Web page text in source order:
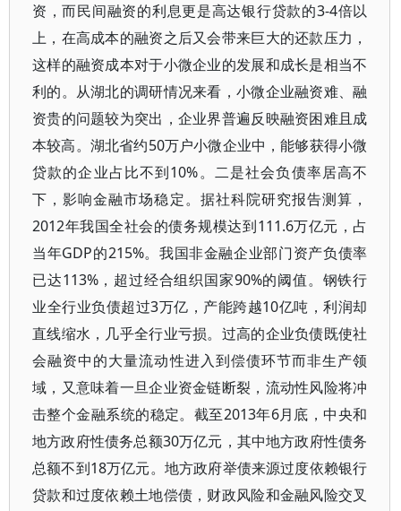
资，而民间融资的利息更是高达银行贷款的3-4倍以
上，在高成本的融资之后又会带来巨大的还款压力，
这样的融资成本对于小微企业的发展和成长是相当不
利的。从湖北的调研情况来看，小微企业融资难、融
资贵的问题较为突出，企业界普遍反映融资困难且成
本较高。湖北省约50万户小微企业中，能够获得小微
贷款的企业占比不到10%。二是社会负债率居高不
下，影响金融市场稳定。据社科院研究报告测算，
2012年我国全社会的债务规模达到111.6万亿元，占
当年GDP的215%。我国非金融企业部门资产负债率
已达113%，超过经合组织国家90%的阈值。钢铁行
业全行业负债超过3万亿，产能跨越10亿吨，利润却
直线缩水，几乎全行业亏损。过高的企业负债既使社
会融资中的大量流动性进入到偿债环节而非生产领
域，又意味着一旦企业资金链断裂，流动性风险将冲
击整个金融系统的稳定。截至2013年6月底，中央和
地方政府性债务总额30万亿元，其中地方政府性债务
总额不到18万亿元。地方政府举债来源过度依赖银行
贷款和过度依赖土地偿债，财政风险和金融风险交叉